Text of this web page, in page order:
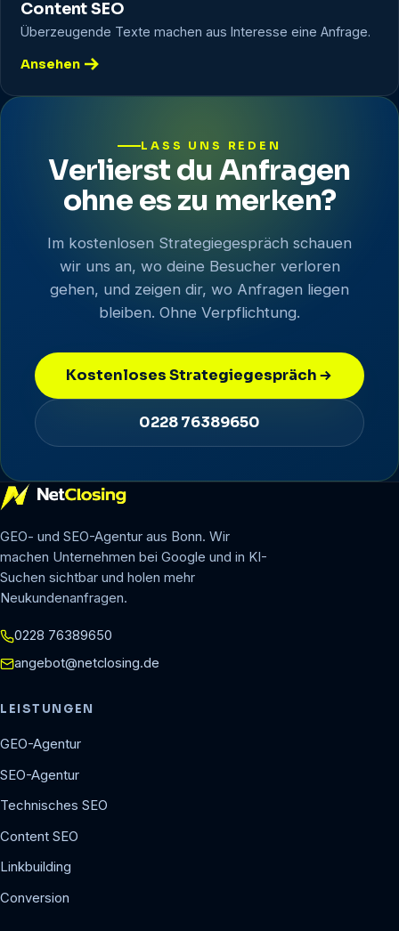
Content SEO
Überzeugende Texte machen aus Interesse eine Anfrage.
Ansehen
LASS UNS REDEN
Verlierst du Anfragen
ohne es zu merken?
Im kostenlosen Strategiegespräch schauen
wir uns an, wo deine Besucher verloren
gehen, und zeigen dir, wo Anfragen liegen
bleiben. Ohne Verpflichtung.
Kostenloses Strategiegespräch
0228 76389650
GEO- und SEO-Agentur aus Bonn. Wir
machen Unternehmen bei Google und in KI-
Suchen sichtbar und holen mehr
Neukundenanfragen.
0228 76389650
angebot@netclosing.de
LEISTUNGEN
GEO-Agentur
SEO-Agentur
Technisches SEO
Content SEO
Linkbuilding
Conversion